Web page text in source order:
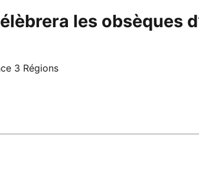
les obsèques
3 Régions